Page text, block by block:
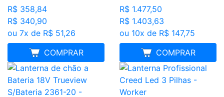
R$ 358,84
R$ 340,90
ou 7x de R$ 51,26
COMPRAR
MELHOR PREÇO
R$ 1.477,50
R$ 1.403,63
ou 10x de R$ 147,75
COMPRAR
MELHOR PREÇO